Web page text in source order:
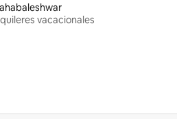
vacacionales